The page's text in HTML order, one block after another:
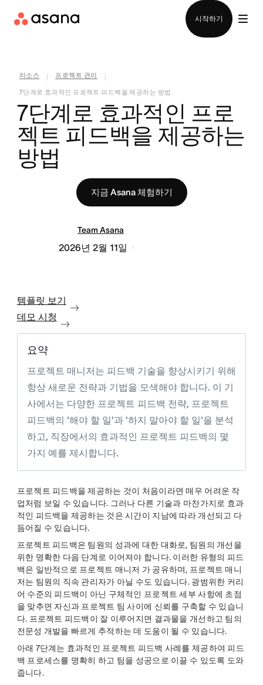
시작하기
리소스 프로젝트 관리
7단계로 효과적인 프로젝트 피드백을 제공하는 방법
7단계로 효과적인 프로
젝트 피드백을 제공하는
방법
지금 Asana 체험하기
Team Asana
2026년 2월 11일
템플릿 보기
데모 시청
요약
프로젝트 매니저는 피드백 기술을 향상시키기 위해
항상 새로운 전략과 기법을 모색해야 합니다. 이 기
사에서는 다양한 프로젝트 피드백 전략, 프로젝트
피드백의 '해야 할 일'과 '하지 말아야 할 일'을 분석
하고, 직장에서의 효과적인 프로젝트 피드백의 몇
가지 예를 제시합니다.
프로젝트 피드백을 제공하는 것이 처음이라면 매우 어려운 작
업처럼 보일 수 있습니다. 그러나 다른 기술과 마찬가지로 효과
적인 피드백을 제공하는 것은 시간이 지남에 따라 개선되고 다
듬어질 수 있습니다.
프로젝트 피드백은 팀원의 성과에 대한 대화로, 팀원의 개선을
위한 명확한 다음 단계로 이어져야 합니다. 이러한 유형의 피드
백은 일반적으로 프로젝트 매니저 가 공유하며, 프로젝트 매니
저는 팀원의 직속 관리자가 아닐 수도 있습니다. 광범위한 커리
어 수준의 피드백이 아닌 구체적인 프로젝트 세부 사항에 초점
을 맞추면 자신과 프로젝트 팀 사이에 신뢰를 구축할 수 있습니
다. 프로젝트 피드백이 잘 이루어지면 결과물을 개선하고 팀의
전문성 개발을 빠르게 추적하는 데 도움이 될 수 있습니다.
아래 7단계는 효과적인 프로젝트 피드백 사례를 제공하여 피드
백 프로세스를 명확히 하고 팀을 성공으로 이끌 수 있도록 도와
줍니다.